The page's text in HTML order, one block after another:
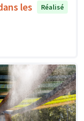
les
Réalisé